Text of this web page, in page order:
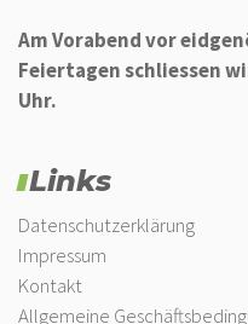
Am Vorabend vor
Feiertagen schliessen
Uhr.
Links
Datenschutzerklärung
Impressum
Kontakt
Allgemeine